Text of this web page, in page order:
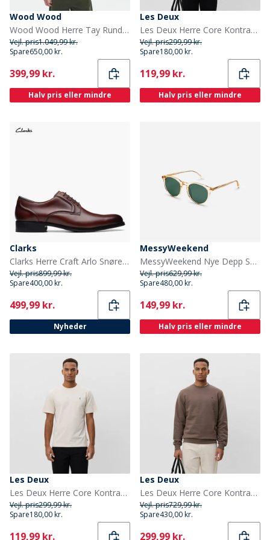
Wood Wood
Wood Wood Herre Tay Rund Hals Sweater Slate Stripe
Vejl. pris1.049,99 kr.
Spare650,00 kr.
Current
399,99 kr.
Halv pris eller mindre
Les Deux
Les Deux Herre Core Kontrast T-shirt Chocolate Truffle Red
Vejl. pris299,99 kr.
Spare180,00 kr.
Current
119,99 kr.
Halv pris eller mindre
Clarks
Clarks Herre Craft Arlo Snørebånd Sko British Tan
Vejl. pris899,99 kr.
Spare400,00 kr.
Current
499,99 kr.
Nyheder
MessyWeekend
MessyWeekend Nye Depp Solbriller Champagne
Vejl. pris629,99 kr.
Spare480,00 kr.
Current
149,99 kr.
Halv pris eller mindre
Les Deux
Les Deux Herre Core Kontrast T-shirt Ivory
Vejl. pris299,99 kr.
Spare180,00 kr.
Current
119,99 kr.
Les Deux
Les Deux Herre Core Kontrast Sweatshirt Mountain Grey Brown
Vejl. pris729,99 kr.
Spare430,00 kr.
Current
299,99 kr.